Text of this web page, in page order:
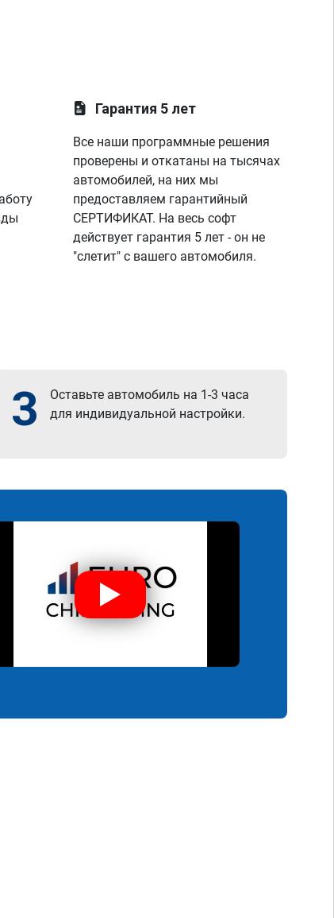
Гарантия 5 лет
Все наши программные решения
проверены и откатаны на тысячах
автомобилей, на них мы
предоставляем гарантийный
СЕРТИФИКАТ. На весь софт
действует гарантия 5 лет - он не
"слетит" с вашего автомобиля.
3
Оставьте автомобиль на 1-3 часа
для индивидуальной настройки.